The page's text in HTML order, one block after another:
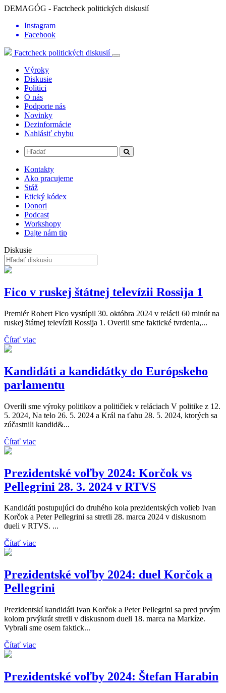
DEMAGÓG - Factcheck politických diskusií
Instagram
Facebook
Factcheck politických diskusií
Výroky
Diskusie
Politici
O nás
Podporte nás
Novinky
Dezinformácie
Nahlásiť chybu
Kontakty
Ako pracujeme
Stáž
Etický kódex
Donori
Podcast
Workshopy
Dajte nám tip
Diskusie
Fico v ruskej štátnej televízii Rossija 1
Premiér Robert Fico vystúpil 30. októbra 2024 v relácii 60 minút na
ruskej štátnej televízii Rossija 1. Overili sme faktické tvrdenia,...
Čítať viac
Kandidáti a kandidátky do Európskeho
parlamentu
Overili sme výroky politikov a političiek v reláciach V politike z 12.
5. 2024, Na telo 26. 5. 2024 a Král na ťahu 28. 5. 2024, ktorých sa
zúčastnili kandid&...
Čítať viac
Prezidentské voľby 2024: Korčok vs
Pellegrini 28. 3. 2024 v RTVS
Kandidáti postupujúci do druhého kola prezidentských volieb Ivan
Korčok a Peter Pellegrini sa stretli 28. marca 2024 v diskusnom
dueli v RTVS. ...
Čítať viac
Prezidentské voľby 2024: duel Korčok a
Pellegrini
Prezidentskí kandidáti Ivan Korčok a Peter Pellegrini sa pred prvým
kolom prvýkrát stretli v diskusnom dueli 18. marca na Markíze.
Vybrali sme osem faktick...
Čítať viac
Prezidentské voľby 2024: Štefan Harabin